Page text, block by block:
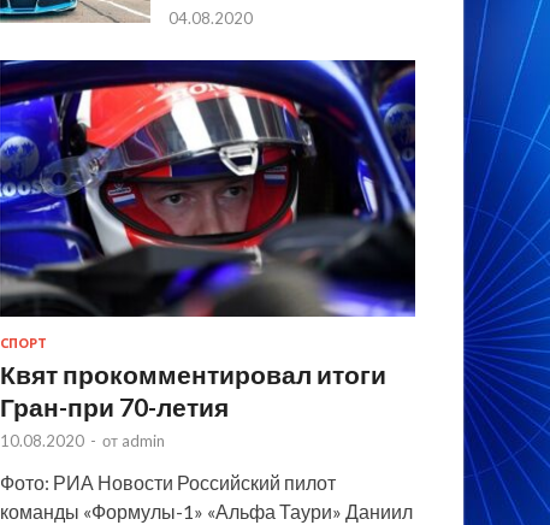
04.08.2020
СПОРТ
Квят прокомментировал итоги
Гран-при 70-летия
10.08.2020 - от admin
Фото: РИА Новости Российский пилот
команды «Формулы-1» «Альфа Таури» Даниил